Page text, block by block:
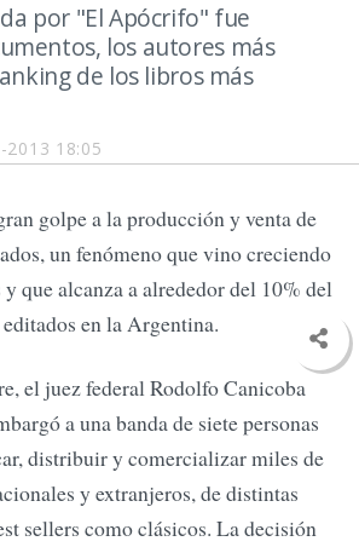
2013 18:05
por "El Apócrifo" fue
los autores más
de los libros más
golpe a la producción y venta de
un fenómeno que vino creciendo
que alcanza a alrededor del 10% del
en la Argentina.
el juez federal Rodolfo Canicoba
a una banda de siete personas
distribuir y comercializar miles de
y extranjeros, de distintas
sellers como clásicos. La decisión